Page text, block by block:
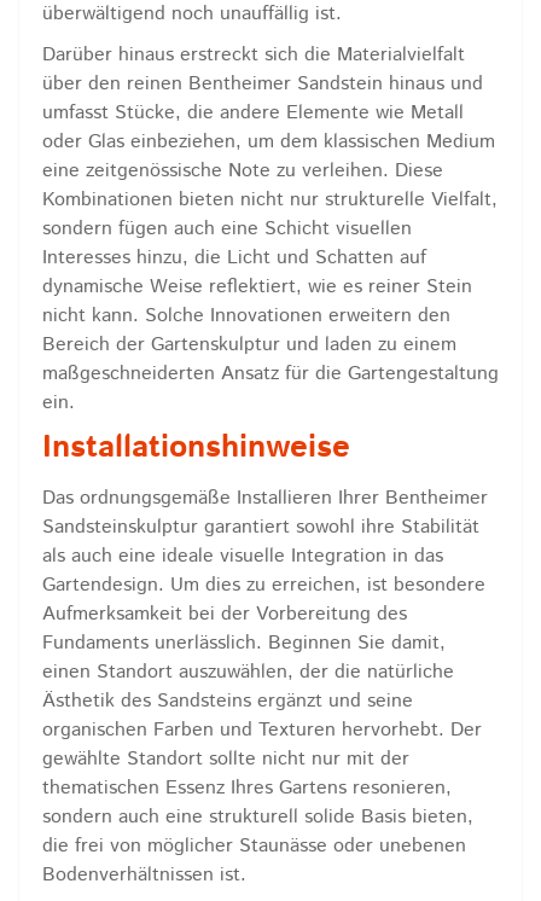
überwältigend noch unauffällig ist.
Darüber hinaus erstreckt sich die Materialvielfalt
über den reinen Bentheimer Sandstein hinaus und
umfasst Stücke, die andere Elemente wie Metall
oder Glas einbeziehen, um dem klassischen Medium
eine zeitgenössische Note zu verleihen. Diese
Kombinationen bieten nicht nur strukturelle Vielfalt,
sondern fügen auch eine Schicht visuellen
Interesses hinzu, die Licht und Schatten auf
dynamische Weise reflektiert, wie es reiner Stein
nicht kann. Solche Innovationen erweitern den
Bereich der Gartenskulptur und laden zu einem
maßgeschneiderten Ansatz für die Gartengestaltung
ein.
Installationshinweise
Das ordnungsgemäße Installieren Ihrer Bentheimer
Sandsteinskulptur garantiert sowohl ihre Stabilität
als auch eine ideale visuelle Integration in das
Gartendesign. Um dies zu erreichen, ist besondere
Aufmerksamkeit bei der Vorbereitung des
Fundaments unerlässlich. Beginnen Sie damit,
einen Standort auszuwählen, der die natürliche
Ästhetik des Sandsteins ergänzt und seine
organischen Farben und Texturen hervorhebt. Der
gewählte Standort sollte nicht nur mit der
thematischen Essenz Ihres Gartens resonieren,
sondern auch eine strukturell solide Basis bieten,
die frei von möglicher Staunässe oder unebenen
Bodenverhältnissen ist.